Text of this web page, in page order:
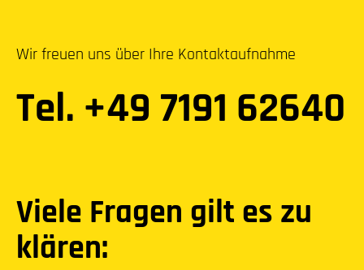
Wir freuen uns über Ihre Kontaktaufnahme
Tel. +49 7191 62640
Viele Fragen gilt es zu
klären: